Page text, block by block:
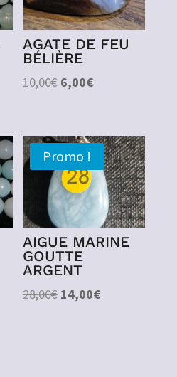
AGATE DE FEU
BÉLIÈRE
10,00€ Le
était :
10,00€.
6,00€Le
est :
6,00€.
Promo !
AIGUE MARINE
GOUTTE
ARGENT
28,00€ Le
14,00€Le